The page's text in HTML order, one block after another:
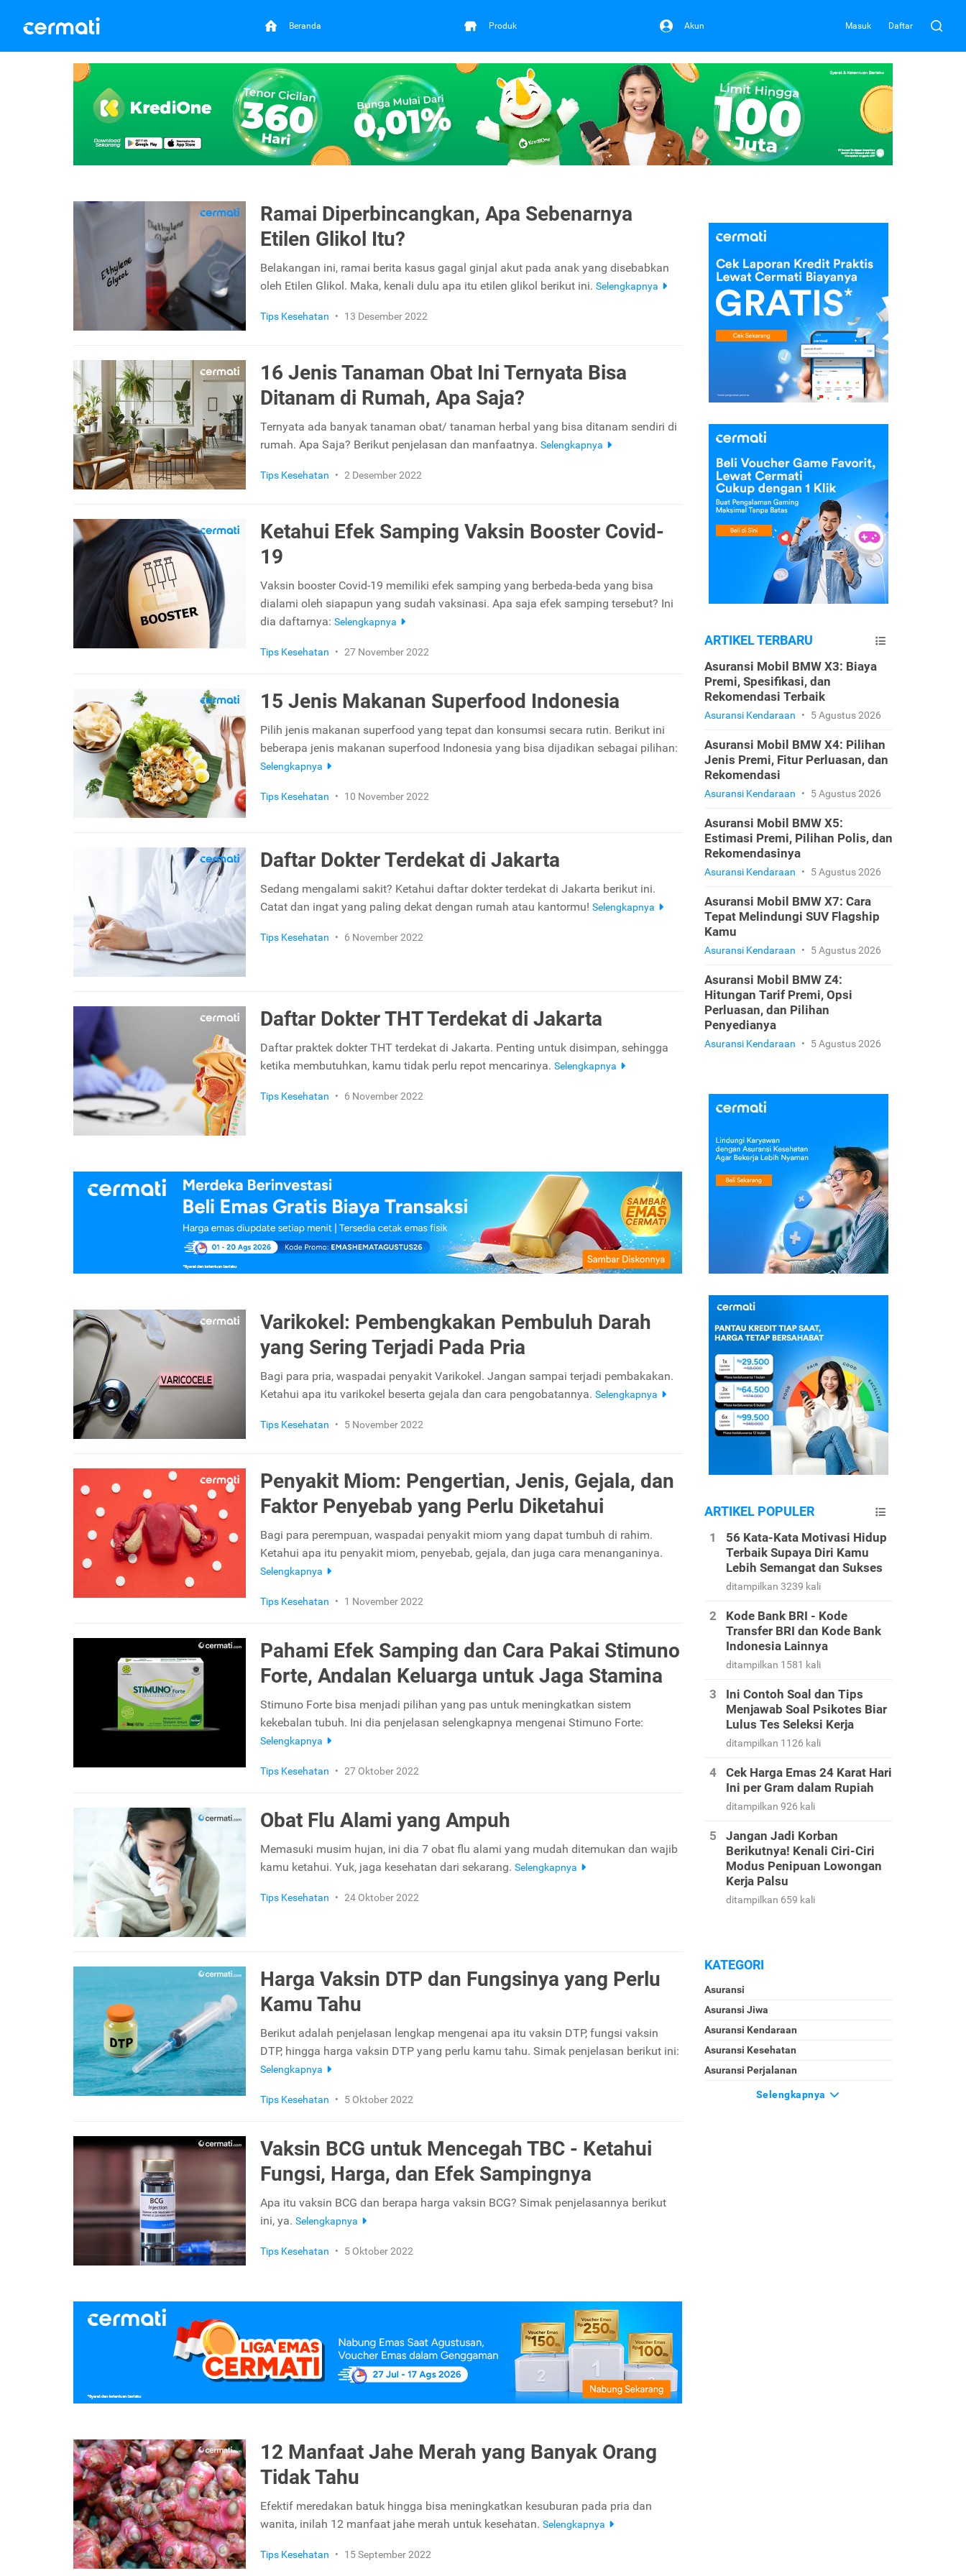
Beranda Produk Akun Masuk Daftar
Ramai Diperbincangkan, Apa Sebenarnya
Etilen Glikol Itu?
Belakangan ini, ramai berita kasus gagal ginjal akut pada anak yang disebabkan
oleh Etilen Glikol. Maka, kenali dulu apa itu etilen glikol berikut ini. Selengkapnya
Tips Kesehatan • 13 Desember 2022
16 Jenis Tanaman Obat Ini Ternyata Bisa
Ditanam di Rumah, Apa Saja?
Ternyata ada banyak tanaman obat/ tanaman herbal yang bisa ditanam sendiri di
rumah. Apa Saja? Berikut penjelasan dan manfaatnya. Selengkapnya
Tips Kesehatan • 2 Desember 2022
Ketahui Efek Samping Vaksin Booster Covid-
19
Vaksin booster Covid-19 memiliki efek samping yang berbeda-beda yang bisa
dialami oleh siapapun yang sudah vaksinasi. Apa saja efek samping tersebut? Ini
dia daftarnya: Selengkapnya
Tips Kesehatan • 27 November 2022
15 Jenis Makanan Superfood Indonesia
Pilih jenis makanan superfood yang tepat dan konsumsi secara rutin. Berikut ini
beberapa jenis makanan superfood Indonesia yang bisa dijadikan sebagai pilihan:
Selengkapnya
Tips Kesehatan • 10 November 2022
Daftar Dokter Terdekat di Jakarta
Sedang mengalami sakit? Ketahui daftar dokter terdekat di Jakarta berikut ini.
Catat dan ingat yang paling dekat dengan rumah atau kantormu! Selengkapnya
Tips Kesehatan • 6 November 2022
Daftar Dokter THT Terdekat di Jakarta
Daftar praktek dokter THT terdekat di Jakarta. Penting untuk disimpan, sehingga
ketika membutuhkan, kamu tidak perlu repot mencarinya. Selengkapnya
Tips Kesehatan • 6 November 2022
Varikokel: Pembengkakan Pembuluh Darah
yang Sering Terjadi Pada Pria
Bagi para pria, waspadai penyakit Varikokel. Jangan sampai terjadi pembakakan.
Ketahui apa itu varikokel beserta gejala dan cara pengobatannya. Selengkapnya
Tips Kesehatan • 5 November 2022
Penyakit Miom: Pengertian, Jenis, Gejala, dan
Faktor Penyebab yang Perlu Diketahui
Bagi para perempuan, waspadai penyakit miom yang dapat tumbuh di rahim.
Ketahui apa itu penyakit miom, penyebab, gejala, dan juga cara menanganinya.
Selengkapnya
Tips Kesehatan • 1 November 2022
Pahami Efek Samping dan Cara Pakai Stimuno
Forte, Andalan Keluarga untuk Jaga Stamina
Stimuno Forte bisa menjadi pilihan yang pas untuk meningkatkan sistem
kekebalan tubuh. Ini dia penjelasan selengkapnya mengenai Stimuno Forte:
Selengkapnya
Tips Kesehatan • 27 Oktober 2022
Obat Flu Alami yang Ampuh
Memasuki musim hujan, ini dia 7 obat flu alami yang mudah ditemukan dan wajib
kamu ketahui. Yuk, jaga kesehatan dari sekarang. Selengkapnya
Tips Kesehatan • 24 Oktober 2022
Harga Vaksin DTP dan Fungsinya yang Perlu
Kamu Tahu
Berikut adalah penjelasan lengkap mengenai apa itu vaksin DTP, fungsi vaksin
DTP, hingga harga vaksin DTP yang perlu kamu tahu. Simak penjelasan berikut ini:
Selengkapnya
Tips Kesehatan • 5 Oktober 2022
Vaksin BCG untuk Mencegah TBC - Ketahui
Fungsi, Harga, dan Efek Sampingnya
Apa itu vaksin BCG dan berapa harga vaksin BCG? Simak penjelasannya berikut
ini, ya. Selengkapnya
Tips Kesehatan • 5 Oktober 2022
12 Manfaat Jahe Merah yang Banyak Orang
Tidak Tahu
Efektif meredakan batuk hingga bisa meningkatkan kesuburan pada pria dan
wanita, inilah 12 manfaat jahe merah untuk kesehatan. Selengkapnya
Tips Kesehatan • 15 September 2022
ARTIKEL TERBARU
Asuransi Mobil BMW X3: Biaya
Premi, Spesifikasi, dan
Rekomendasi Terbaik
Asuransi Kendaraan • 5 Agustus 2026
Asuransi Mobil BMW X4: Pilihan
Jenis Premi, Fitur Perluasan, dan
Rekomendasi
Asuransi Kendaraan • 5 Agustus 2026
Asuransi Mobil BMW X5:
Estimasi Premi, Pilihan Polis, dan
Rekomendasinya
Asuransi Kendaraan • 5 Agustus 2026
Asuransi Mobil BMW X7: Cara
Tepat Melindungi SUV Flagship
Kamu
Asuransi Kendaraan • 5 Agustus 2026
Asuransi Mobil BMW Z4:
Hitungan Tarif Premi, Opsi
Perluasan, dan Pilihan
Penyedianya
Asuransi Kendaraan • 5 Agustus 2026
ARTIKEL POPULER
56 Kata-Kata Motivasi Hidup
Terbaik Supaya Diri Kamu
Lebih Semangat dan Sukses
ditampilkan 3239 kali
Kode Bank BRI - Kode
Transfer BRI dan Kode Bank
Indonesia Lainnya
ditampilkan 1581 kali
Ini Contoh Soal dan Tips
Menjawab Soal Psikotes Biar
Lulus Tes Seleksi Kerja
ditampilkan 1126 kali
Cek Harga Emas 24 Karat Hari
Ini per Gram dalam Rupiah
ditampilkan 926 kali
Jangan Jadi Korban
Berikutnya! Kenali Ciri-Ciri
Modus Penipuan Lowongan
Kerja Palsu
ditampilkan 659 kali
KATEGORI
Asuransi
Asuransi Jiwa
Asuransi Kendaraan
Asuransi Kesehatan
Asuransi Perjalanan
Selengkapnya